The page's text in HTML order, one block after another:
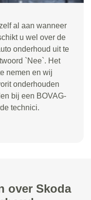
al aan wanneer
u wel over de
onderhoud uit te
`Nee`. Het
nemen en wij
onderhouden
bij een BOVAG-
technici.
over Skoda